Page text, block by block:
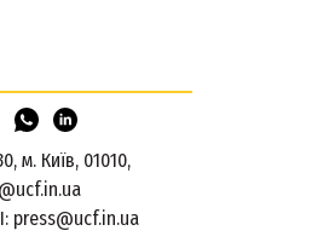
м. Київ, 01010,
press@ucf.in.ua